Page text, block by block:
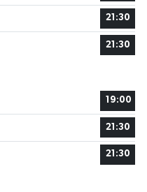
21:30
21:30
19:00
21:30
21:30